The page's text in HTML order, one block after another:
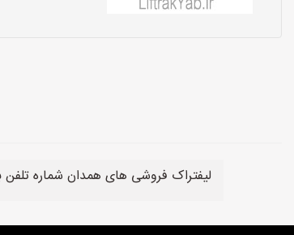
لیفتراک فروشی های همدان شماره